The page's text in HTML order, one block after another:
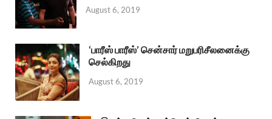
August 6, 2019
‘பாரீஸ் பாரீஸ்’ சென்சார் மறுபரிசீலனைக்கு
செல்கிறது
August 6, 2019